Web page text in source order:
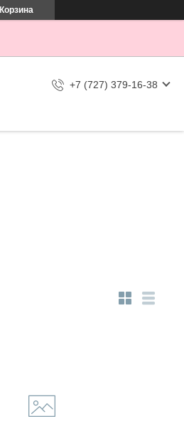
Корзина
+7 (727) 379-16-38